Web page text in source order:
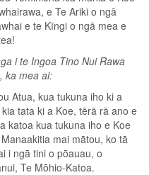
e Te Ariki o ngā
e te Kīngi o ngā mea e
i te Ingoa Tino Nui Rawa
ka mea ai:
Atua, kua tukuna iho ki a
tata ki a Koe, tērā rā ano e
katoa kua tukuna iho e Koe
mai mātou, ko tā
i ngā tini o pōauau, o
Te Mōhio-Katoa.